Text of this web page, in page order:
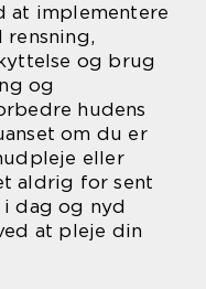
at implementere
og brug
og
hudens
om du er
eller
aldrig for sent
dag og nyd
at pleje din